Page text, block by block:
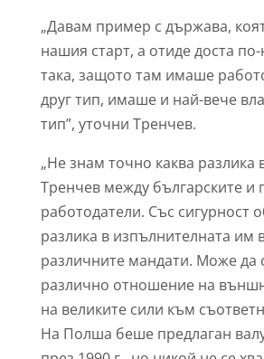
„Давам пример с държава,
нашия старт, а отиде доста
така, защото там имаше
друг тип, имаше и най-вече
тип”, уточни Тренчев.
„Не знам точно каква разлика
Тренчев между българските и
работодатели. Със сигурност
разлика в изпълнителната им
различните мандати. Може да
различно отношение на
на великите сили към
На Полша беше предлаган